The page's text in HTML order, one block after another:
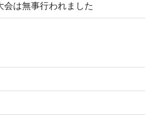
会は無事行われました